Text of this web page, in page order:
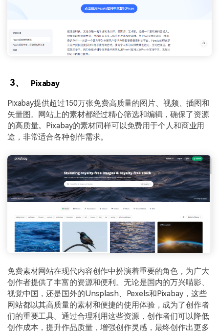
3、 Pixabay
Pixabay提供超过150万张免费高质量的图片、视频、插图和
矢量图。网站上的素材都经过精心筛选和编辑，确保了资源
的高质量。Pixabay的素材同样可以免费用于个人和商业用
途，非常适合各种创作需求。
免费素材网站在现代内容创作中扮演着重要的角色，为广大
创作者提供了丰富的资源和便利。无论是国内的万兴喵影、
视觉中国，还是国外的Unsplash、Pexels和Pixabay，这些
网站都以其高质量的素材和便捷的使用体验，成为了创作者
们的重要工具。通过合理利用这些资源，创作者们可以降低
创作成本，提升作品质量，增强创作灵感，最终创作出更多